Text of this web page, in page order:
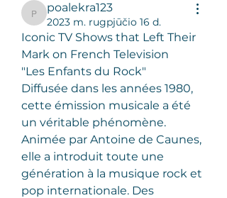
poalekra123
poalekra123
2023 m. rugpjūčio 16 d.
Iconic TV Shows that Left Their
Mark on French Television
"Les Enfants du Rock"
Diffusée dans les années 1980,
cette émission musicale a été
un véritable phénomène.
Animée par Antoine de Caunes,
elle a introduit toute une
génération à la musique rock et
pop internationale. Des